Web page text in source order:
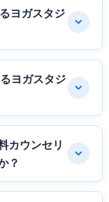
ヨガスタジ
ヨガスタジ
カウンセリ
？